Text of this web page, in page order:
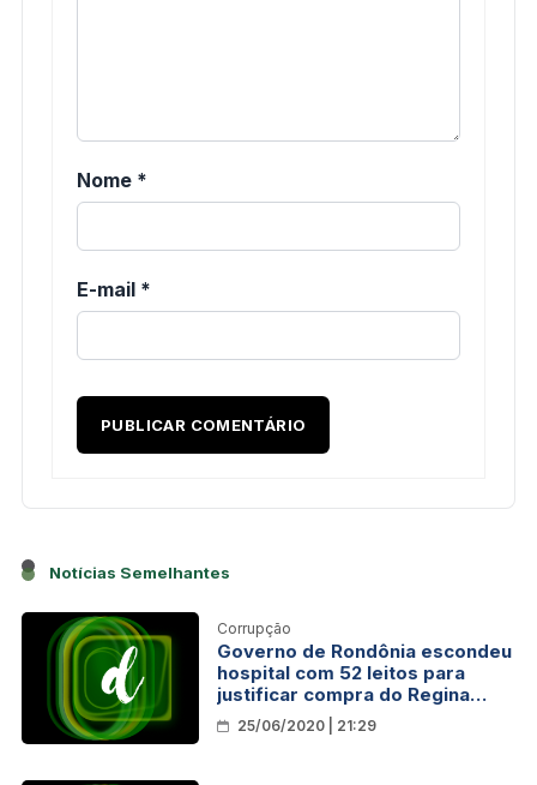
Nome *
E-mail *
Notícias Semelhantes
Corrupção
Governo de Rondônia escondeu
hospital com 52 leitos para
justificar compra do Regina
Pacis
25/06/2020 | 21:29